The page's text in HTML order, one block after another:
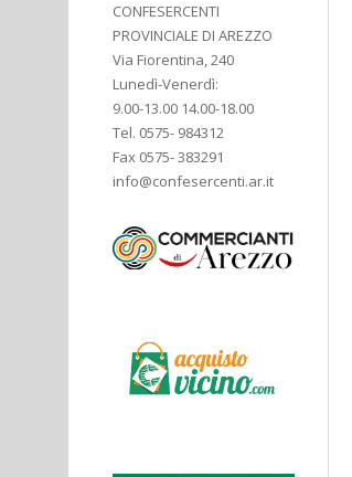
CONFESERCENTI
PROVINCIALE DI AREZZO
Via Fiorentina, 240
Lunedì-Venerdì:
9.00-13.00 14.00-18.00
Tel. 0575- 984312
Fax 0575- 383291
info@confesercenti.ar.it